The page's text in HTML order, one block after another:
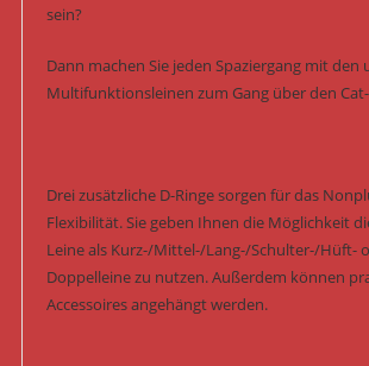
sein?
Dann machen Sie jeden Spaziergang mit den
Multifunktionsleinen zum Gang über den
Drei zusätzliche D-Ringe sorgen für das
Flexibilität. Sie geben Ihnen die Möglichkeit
Leine als Kurz-/Mittel-/Lang-/Schulter-/Hüft-
Doppelleine zu nutzen. Außerdem können
Accessoires angehängt werden.